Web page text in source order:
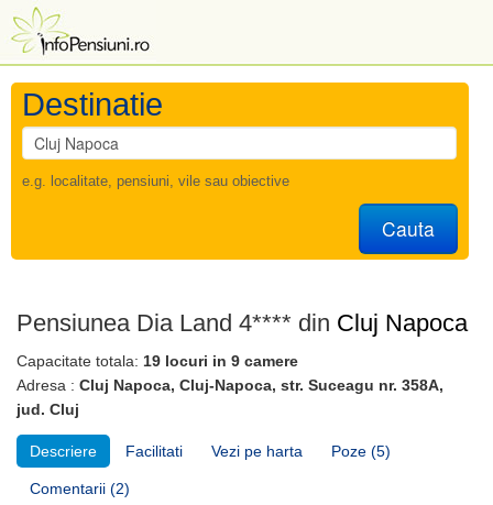
Destinatie
e.g. localitate, pensiuni, vile sau obiective
Cauta
Pensiunea Dia Land 4**** din Cluj Napoca
Capacitate totala: 19 locuri in 9 camere
Adresa : Cluj Napoca, Cluj-Napoca, str. Suceagu nr. 358A,
jud. Cluj
Descriere Facilitati Vezi pe harta Poze (5)
Comentarii (2)